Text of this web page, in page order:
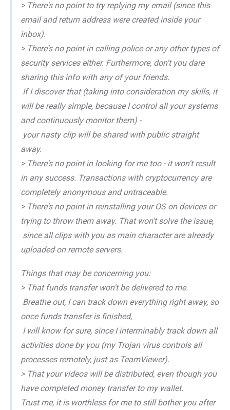
> There's no point to try replying my email (since this
email and return address were created inside your
inbox).
> There's no point in calling police or any other types of
security services either. Furthermore, don't you dare
sharing this info with any of your friends.
If I discover that (taking into consideration my skills, it
will be really simple, because I control all your systems
and continuously monitor them) -
your nasty clip will be shared with public straight
away.
> There's no point in looking for me too - it won't result
in any success. Transactions with cryptocurrency are
completely anonymous and untraceable.
> There's no point in reinstalling your OS on devices or
trying to throw them away. That won't solve the issue,
since all clips with you as main character are already
uploaded on remote servers.
Things that may be concerning you:
> That funds transfer won't be delivered to me.
Breathe out, I can track down everything right away, so
once funds transfer is finished,
I will know for sure, since I interminably track down all
activities done by you (my Trojan virus controls all
processes remotely, just as TeamViewer).
> That your videos will be distributed, even though you
have completed money transfer to my wallet.
Trust me, it is worthless for me to still bother you after